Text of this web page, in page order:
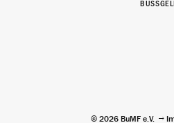
© 2026 BuMF e.V.